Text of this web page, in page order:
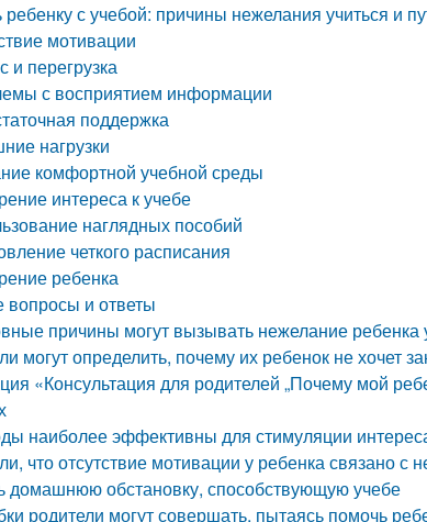
ребенку с учебой: причины нежелания учиться и
мотивации
и перегрузка
с восприятием информации
поддержка
нагрузки
комфортной учебной среды
интереса к учебе
наглядных пособий
четкого расписания
ребенка
и ответы
причины могут вызывать нежелание ребенка
могут определить, почему их ребенок не хочет
«Консультация для родителей „Почему мой
наиболее эффективны для стимуляции
что отсутствие мотивации у ребенка связано с
домашнюю обстановку, способствующую учебе
родители могут совершать, пытаясь помочь